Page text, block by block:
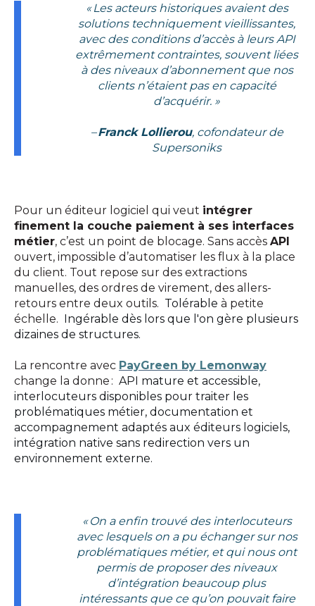
« Les acteurs historiques avaient des
solutions techniquement vieillissantes,
avec des conditions d’accès à leurs API
extrêmement contraintes, souvent liées
à des niveaux d’abonnement que nos
clients n’étaient pas en capacité
d’acquérir. »
–Franck Lollierou, cofondateur de
Supersoniks
Pour un éditeur logiciel qui veut intégrer
finement la couche paiement à ses interfaces
métier, c’est un point de blocage. Sans accès API
ouvert, impossible d’automatiser les flux à la place
du client. Tout repose sur des extractions
manuelles, des ordres de virement, des allers-
retours entre deux outils. Tolérable à petite
échelle. Ingérable dès lors que l'on gère plusieurs
dizaines de structures.
La rencontre avec PayGreen by Lemonway
change la donne : API mature et accessible,
interlocuteurs disponibles pour traiter les
problématiques métier, documentation et
accompagnement adaptés aux éditeurs logiciels,
intégration native sans redirection vers un
environnement externe.
« On a enfin trouvé des interlocuteurs
avec lesquels on a pu échanger sur nos
problématiques métier, et qui nous ont
permis de proposer des niveaux
d’intégration beaucoup plus
intéressants que ce qu’on pouvait faire